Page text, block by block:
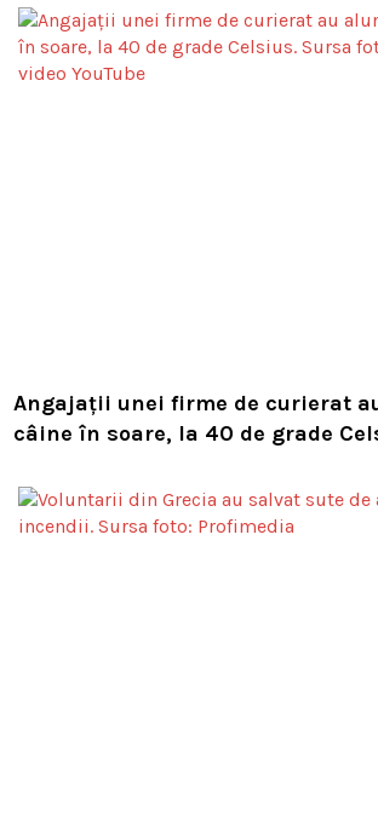
Angajații unei firme de curierat
câine în soare, la 40 de grade